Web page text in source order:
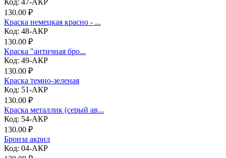
Код: 47-АКР
130.00 ₽
Краска немецкая красно - ...
Код: 48-АКР
130.00 ₽
Краска "античная бро...
Код: 49-АКР
130.00 ₽
Краска темно-зеленая
Код: 51-АКР
130.00 ₽
Краска металлик (серый ав...
Код: 54-АКР
130.00 ₽
Бронза акрил
Код: 04-АКР